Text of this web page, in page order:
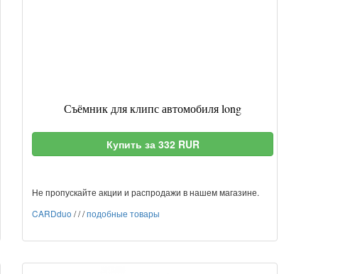
Съёмник для клипс автомобиля long
Купить за 332 RUR
Не пропускайте акции и распродажи в нашем магазине.
CARDduo ///подобные товары